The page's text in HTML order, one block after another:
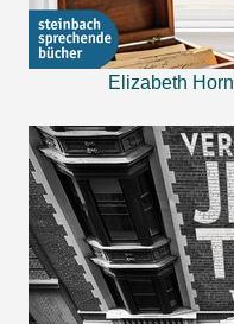
Elizabeth Horn